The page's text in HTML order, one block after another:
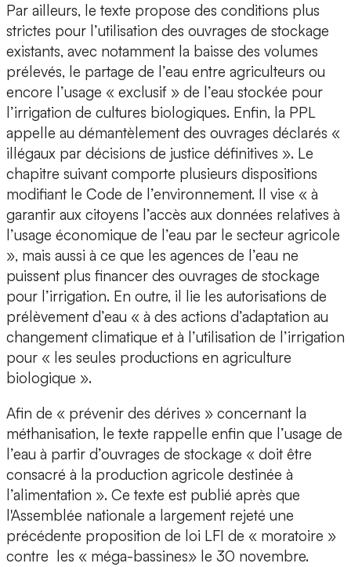
Par ailleurs, le texte propose des conditions plus
strictes pour l’utilisation des ouvrages de stockage
existants, avec notamment la baisse des volumes
prélevés, le partage de l’eau entre agriculteurs ou
encore l’usage « exclusif » de l’eau stockée pour
l’irrigation de cultures biologiques. Enfin, la PPL
appelle au démantèlement des ouvrages déclarés «
illégaux par décisions de justice définitives ». Le
chapitre suivant comporte plusieurs dispositions
modifiant le Code de l’environnement. Il vise « à
garantir aux citoyens l’accès aux données relatives à
l’usage économique de l’eau par le secteur agricole
», mais aussi à ce que les agences de l’eau ne
puissent plus financer des ouvrages de stockage
pour l’irrigation. En outre, il lie les autorisations de
prélèvement d’eau « à des actions d’adaptation au
changement climatique et à l’utilisation de l’irrigation
pour « les seules productions en agriculture
biologique ».
Afin de « prévenir des dérives » concernant la
méthanisation, le texte rappelle enfin que l’usage de
l’eau à partir d’ouvrages de stockage « doit être
consacré à la production agricole destinée à
l’alimentation ». Ce texte est publié après que
l'Assemblée nationale a largement rejeté une
précédente proposition de loi LFI de « moratoire »
contre les « méga-bassines» le 30 novembre.